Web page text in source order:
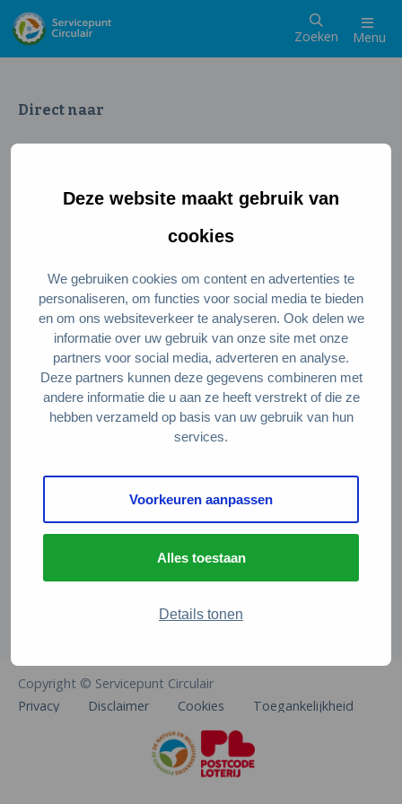
Deze website maakt gebruik van
cookies
We gebruiken cookies om content en advertenties te
personaliseren, om functies voor social media te bieden
en om ons websiteverkeer te analyseren. Ook delen we
informatie over uw gebruik van onze site met onze
partners voor social media, adverteren en analyse.
Deze partners kunnen deze gegevens combineren met
andere informatie die u aan ze heeft verstrekt of die ze
hebben verzameld op basis van uw gebruik van hun
services.
Voorkeuren aanpassen
Alles toestaan
Details tonen
Zoeken Menu
Direct naar
Wat is een circulaire samenleving
Meedoen als ondernemer
Circulaire producten en diensten
Wie zijn wij?
Over ons
Stel je vraag
Servicepunt Team
Veelgestelde vragen
De Natuur en Milieufederaties
Arthur van Schendelstraat 600
info@natuurenmilieufederaties.nl
Copyright © Servicepunt Circulair
Privacy
Disclaimer Cookies Toegankelijkheid